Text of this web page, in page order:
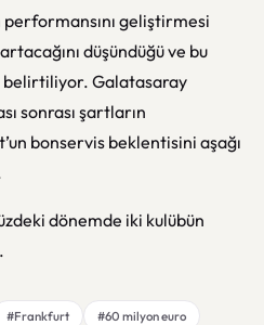
geliştirmesi
düşündüğü ve bu
Galatasaray
sonrası şartların
bonservis beklentisini aşağı
dönemde iki kulübün
#Frankfurt
#60 milyon euro